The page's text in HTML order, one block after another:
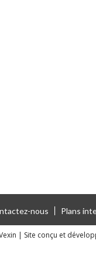
nous Plans
| Site conçu et